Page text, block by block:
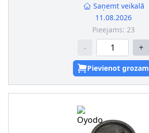
Saņemt veikalā
11.08.2026
Pieejams: 23
- +
Pievienot grozam